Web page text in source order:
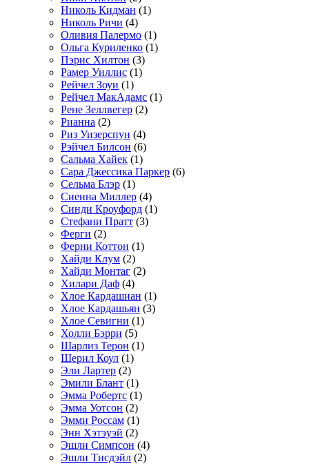
Николь Кидман (1)
Николь Ричи (4)
Оливия Палермо (1)
Ольга Куриленко (1)
Пэрис Хилтон (3)
Рамер Уиллис (1)
Рейчел Зоуи (1)
Рейчел МакАдамс (1)
Рене Зеллвегер (2)
Рианна (2)
Риз Уизерспун (4)
Рэйчел Билсон (6)
Сальма Хайек (1)
Сара Джессика Паркер (6)
Сельма Блэр (1)
Сиенна Миллер (4)
Синди Кроуфорд (1)
Стефани Пратт (3)
Ферги (2)
Ферни Коттон (1)
Хайди Клум (2)
Хайди Монтаг (2)
Хилари Даф (4)
Хлое Кардашиан (1)
Хлое Кардашьян (3)
Хлое Севигни (1)
Холли Бэрри (5)
Шарлиз Терон (1)
Шерил Коул (1)
Эли Лартер (2)
Эмили Блант (1)
Эмма Робертс (1)
Эмма Уотсон (2)
Эмми Россам (1)
Энн Хэтэуэй (2)
Эшли Симпсон (4)
Эшли Тисдэйл (2)